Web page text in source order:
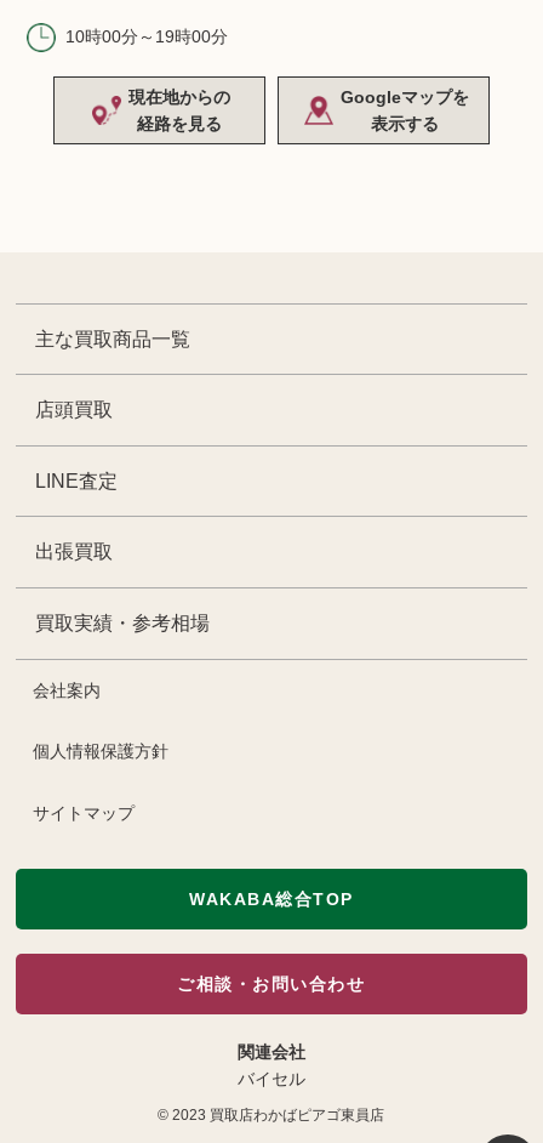
10時00分～19時00分
現在地からの
経路を見る
Googleマップを
表示する
主な買取商品一覧
店頭買取
LINE査定
出張買取
買取実績・参考相場
会社案内
個人情報保護方針
サイトマップ
WAKABA総合TOP
ご相談・お問い合わせ
関連会社
バイセル
© 2023 買取店わかばピアゴ東員店